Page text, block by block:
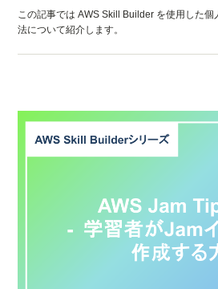
この記事では AWS Skill Builder を使用した
法について紹介します。